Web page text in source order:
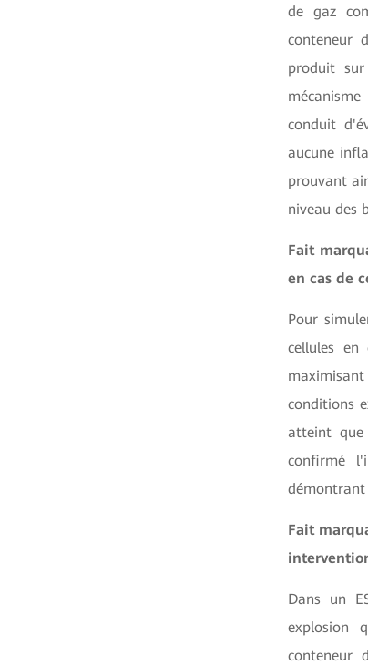
de gaz
conteneur
produit
conduit
aucune
prouvant
niveau des
Fait
en cas de
Pour
cellules
conditions
atteint que
confirmé
démontrant
Fait
Dans un
explosion
conteneur